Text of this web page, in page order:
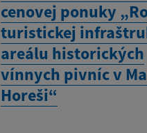
cenovej ponuky
turistickej
areálu historických
vínnych pivníc v
Horeši“